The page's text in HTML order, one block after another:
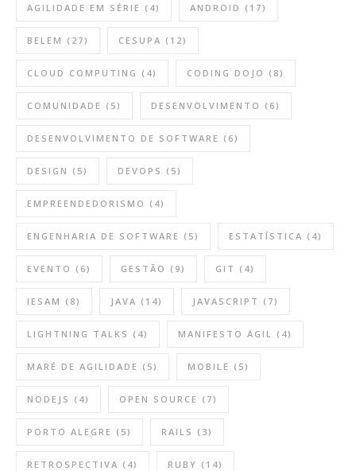
AGILIDADE EM SÉRIE (4) ANDROID (17)
BELEM (27) CESUPA (12)
CLOUD COMPUTING (4) CODING DOJO (8)
COMUNIDADE (5) DESENVOLVIMENTO (6)
DESENVOLVIMENTO DE SOFTWARE (6)
DESIGN (5) DEVOPS (5)
EMPREENDEDORISMO (4)
ENGENHARIA DE SOFTWARE (5) ESTATÍSTICA (4)
EVENTO (6) GESTÃO (9) GIT (4)
IESAM (8) JAVA (14) JAVASCRIPT (7)
LIGHTNING TALKS (4) MANIFESTO ÁGIL (4)
MARÉ DE AGILIDADE (5) MOBILE (5)
NODEJS (4) OPEN SOURCE (7)
PORTO ALEGRE (5) RAILS (3)
RETROSPECTIVA (4) RUBY (14)